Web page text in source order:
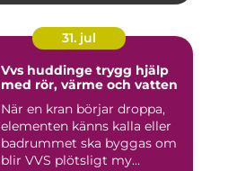
31. jul
Vvs huddinge trygg hjälp
med rör, värme och vatten
När en kran börjar droppa,
elementen känns kalla eller
badrummet ska byggas om
blir VVS plötsligt my...